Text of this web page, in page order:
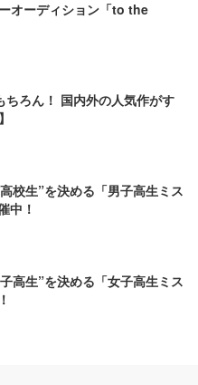
オーディション「to the
ちろん！ 国内外の人気作がす
校生”を決める「男子高生ミス
中！
高生”を決める「女子高生ミス